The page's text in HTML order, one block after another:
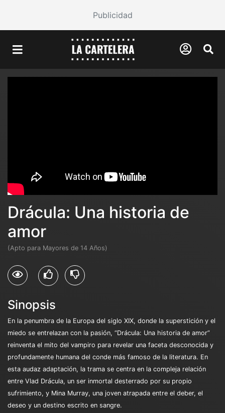
Publicidad
Drácula: Una historia de
amor
(Apto para Mayores de 14 Años)
Sinopsis
En la penumbra de la Europa del siglo XIX, donde la superstición y el
miedo se entrelazan con la pasión, “Drácula: Una historia de amor”
reinventa el mito del vampiro para revelar una faceta desconocida y
profundamente humana del conde más famoso de la literatura. En
esta audaz adaptación, la trama se centra en la compleja relación
entre Vlad Drácula, un ser inmortal desterrado por su propio
sufrimiento, y Mina Murray, una joven atrapada entre el deber, el
deseo y un destino escrito en sangre.